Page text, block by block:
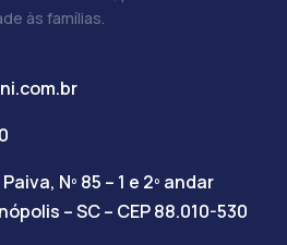
às famílias.
Nº 85 – 1 e 2º andar
– SC – CEP 88.010-530